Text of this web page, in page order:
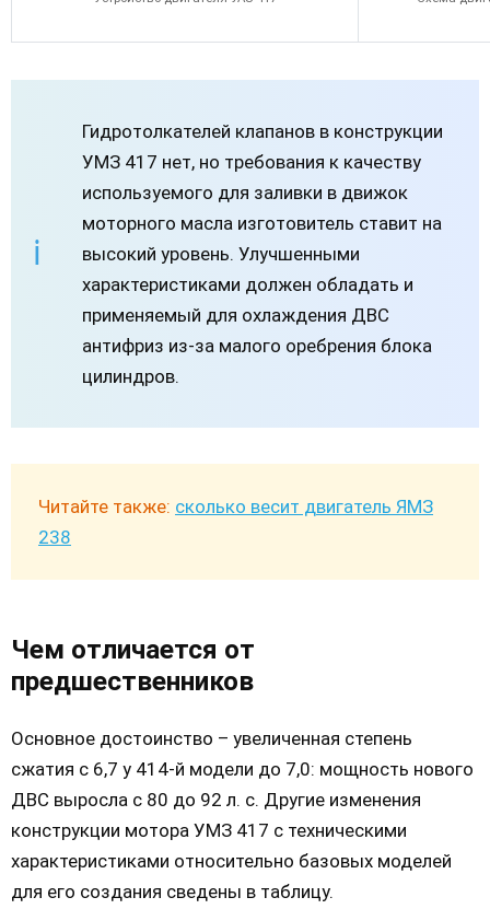
Гидротолкателей клапанов в конструкции
УМЗ 417 нет, но требования к качеству
используемого для заливки в движок
моторного масла изготовитель ставит на
высокий уровень. Улучшенными
характеристиками должен обладать и
применяемый для охлаждения ДВС
антифриз из-за малого оребрения блока
цилиндров.
Читайте также: сколько весит двигатель ЯМЗ
238
Чем отличается от
предшественников
Основное достоинство – увеличенная степень
сжатия с 6,7 у 414-й модели до 7,0: мощность нового
ДВС выросла с 80 до 92 л. с. Другие изменения
конструкции мотора УМЗ 417 с техническими
характеристиками относительно базовых моделей
для его создания сведены в таблицу.